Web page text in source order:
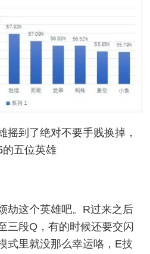
摇到了绝对不要手贱换掉，
五位英雄
劫这个英雄吧。R过来之后
三段Q，有的时候还要交闪
式里就没那么幸运咯，E技